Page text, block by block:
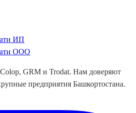
ИП
ООО
GRM и Trodat. Нам доверяют
предприятия Башкортостана.